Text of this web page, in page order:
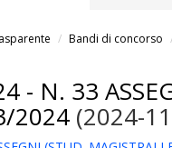
Bandi di concorso
- N. 33
2024 (2024-